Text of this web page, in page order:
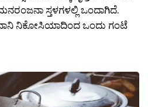
ಸ್ತಳಗಳಲ್ಲಿ ಒಂದಾಗಿದೆ.
ನಿಕೋಸಿಯಾದಿಂದ ಒಂದು ಗಂಟೆ